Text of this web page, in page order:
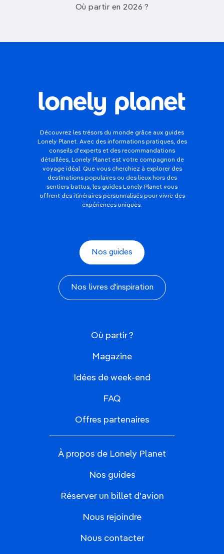
Où partir en 2026 ?
Découvrez les trésors du monde grâce aux guides
Lonely Planet. Avec des informations pratiques, des
conseils d'experts et des recommandations
détaillées, Lonely Planet est votre compagnon de
voyage idéal. Que vous cherchiez à explorer des
destinations populaires ou des lieux hors des
sentiers battus, les guides Lonely Planet vous
offrent des itinéraires personnalisés pour vivre des
expériences uniques.
Nos guides
Nos livres d'inspiration
Où partir ?
Magazine
Idées de week-end
FAQ
Offres partenaires
À propos de Lonely Planet
Nos guides
Réserver un billet d'avion
Nous rejoindre
Nous contacter